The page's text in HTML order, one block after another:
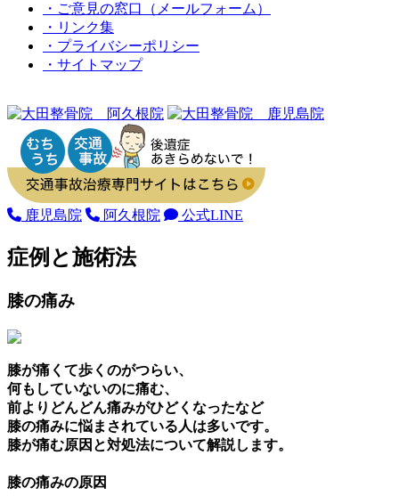
・ご意見の窓⼝（メールフォーム）
・リンク集
・プライバシーポリシー
・サイトマップ
鹿児島院 阿久根院 公式LINE
症例と施術法
膝の痛み
膝が痛くて歩くのがつらい、
何もしていないのに痛む、
前よりどんどん痛みがひどくなったなど
膝の痛みに悩まされている人は多いです。
膝が痛む原因と対処法について解説します。
膝の痛みの原因